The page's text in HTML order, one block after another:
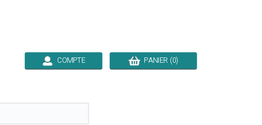
COMPTE PANIER (0)